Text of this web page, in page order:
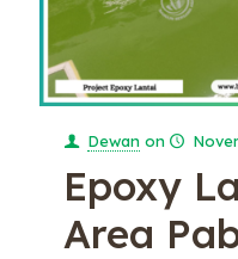
Dewan on
Epoxy
Area